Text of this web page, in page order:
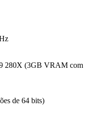
(3GB VRAM com
de 64 bits)